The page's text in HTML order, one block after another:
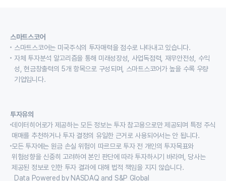
스마트스코어
스마트스코어는 미국주식의 투자매력을 점수로 나타내고 있습니다.
자체 투자분석 알고리즘을 통해 미래성장성, 사업독점력, 재무안전성, 수익
성, 현금창출력의 5개 항목으로 구성되며, 스마트스코어가 높을 수록 우량
기업입니다.
투자유의
데이터히어로가 제공하는 모든 정보는 투자 참고용으로만 제공되며 특정 주식
매매를 추천하거나 투자 결정의 유일한 근거로 사용되어서는 안 됩니다.
모든 투자에는 원금 손실 위험이 따르므로 투자 전 개인의 투자목표와
위험성향을 신중히 고려하여 본인 판단에 따라 투자하시기 바라며, 당사는
제공된 정보로 인한 투자 결과에 대해 법적 책임을 지지 않습니다.
Data Powered by NASDAQ and S&P Global